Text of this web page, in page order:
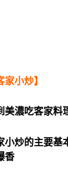
家小炒】
美濃吃客家料
小炒的主要基
香